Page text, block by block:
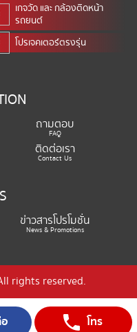
เกจวัด และ กล้องติดหน้า
รถยนต์
โปรเจคเตอร์ตรงรุ่น
ถามตอบ
FAQ
ติดต่อเรา
Contact Us
ข่าวสารโปรโมชั่น
News & Promotions
rights reserved.
โทร